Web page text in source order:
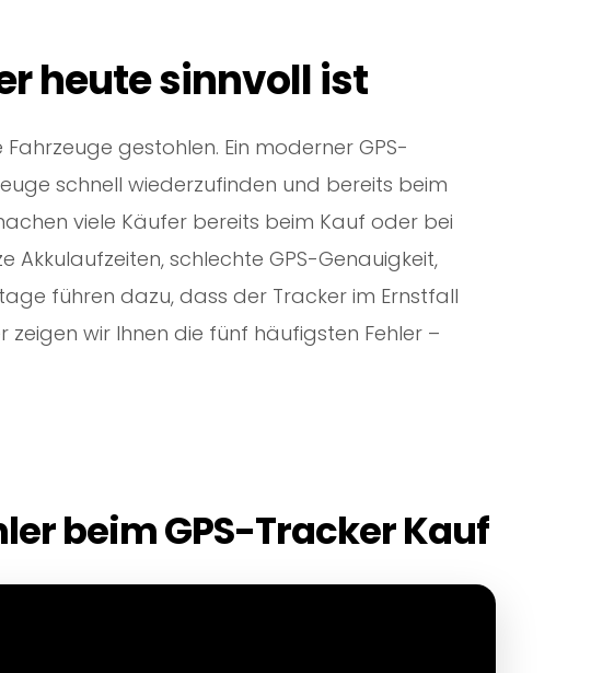
heute sinnvoll ist
gestohlen. Ein moderner GPS-
schnell wiederzufinden und bereits beim
viele Käufer bereits beim Kauf oder bei
Akkulaufzeiten, schlechte GPS-Genauigkeit,
führen dazu, dass der Tracker im Ernstfall
wir Ihnen die fünf häufigsten Fehler –
beim GPS-Tracker Kauf